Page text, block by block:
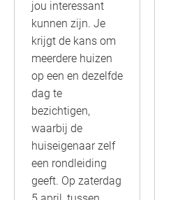
jou interessant
kunnen zijn. Je
krijgt de kans om
meerdere huizen
op een en dezelfde
dag te
bezichtigen,
waarbij de
huiseigenaar zelf
een rondleiding
geeft. Op zaterdag